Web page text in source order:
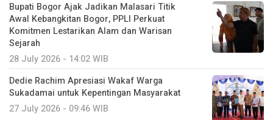
Bupati Bogor Ajak Jadikan Malasari Titik
Awal Kebangkitan Bogor, PPLI Perkuat
Komitmen Lestarikan Alam dan Warisan
Sejarah
28 July 2026 - 14:02 WIB
Dedie Rachim Apresiasi Wakaf Warga
Sukadamai untuk Kepentingan Masyarakat
27 July 2026 - 09:46 WIB